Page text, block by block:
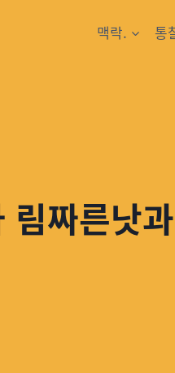
맥락. 통
림짜른낫